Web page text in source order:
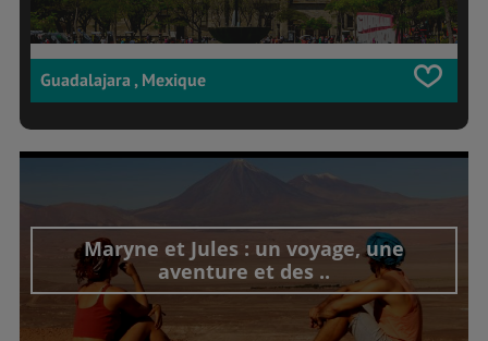
Guadalajara , Mexique
Maryne et Jules : un voyage, une
aventure et des ..